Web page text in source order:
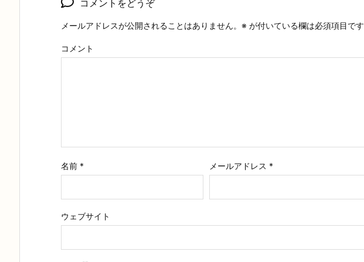
コメントをどうぞ
メールアドレスが公開されることはありません。 ※ が付いている欄は必須項目です
コメント
名前 * メールアドレス *
ウェブサイト